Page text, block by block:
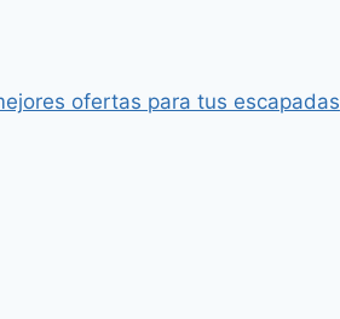
ofertas para tus escapadas